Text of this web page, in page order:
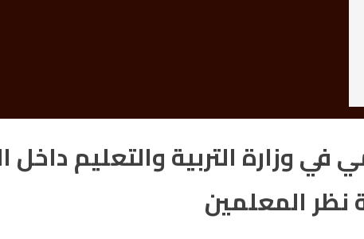
في وزارة التربية والتعليم داخل
المعلمين